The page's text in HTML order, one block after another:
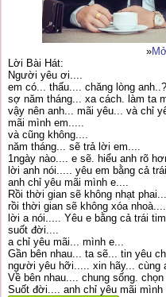
»
Lời Bài Hát:
Người yêu ơi....
em có... thấu.... chăng lòng anh..?
sợ năm tháng... xa cách. làm ta
vậy nên anh... mãi yêu... và chỉ
mãi mình em.....
và cũng không....
năm tháng... sẽ trả lời em....
1ngày nào.... e sẽ. hiểu anh rõ
lời anh nói..... yêu em bằng cả
anh chỉ yêu mãi mình e....
Rồi thời gian sẽ không nhạt
rồi thời gian sẽ không xóa
lời a nói..... Yêu e bằng cả trái
suốt đời....
a chỉ yêu mãi... mình e...
Gần bên nhau... ta sẽ... tin yêu
người yêu hỡi..... xin hãy... cùng
Về bên nhau.... chung sống.
Suốt đời.... anh chỉ yêu mãi mình